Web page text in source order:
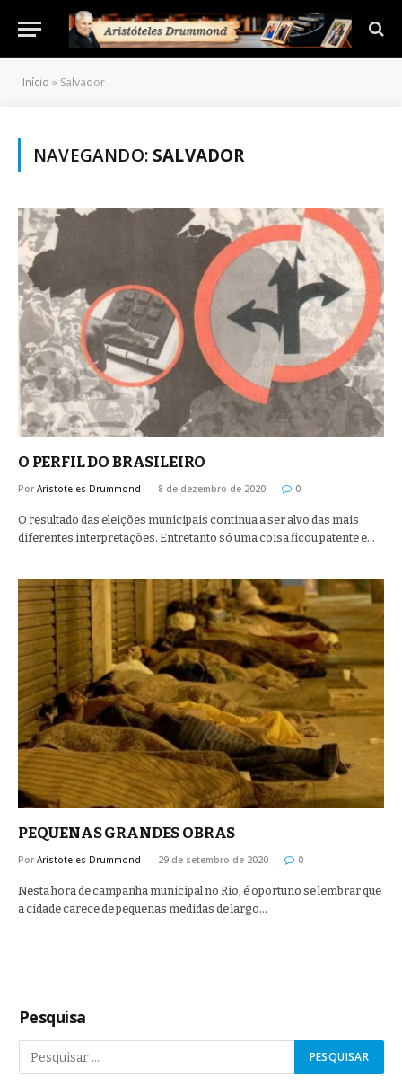
Início » Salvador
NAVEGANDO: SALVADOR
O PERFIL DO BRASILEIRO
Por Aristoteles Drummond 8 de dezembro de 2020 0
O resultado das eleições municipais continua a ser alvo das mais
diferentes interpretações. Entretanto só uma coisa ficou patente e…
PEQUENAS GRANDES OBRAS
Por Aristoteles Drummond 29 de setembro de 2020 0
Nesta hora de campanha municipal no Rio, é oportuno se lembrar que
a cidade carece de pequenas medidas de largo…
Pesquisa